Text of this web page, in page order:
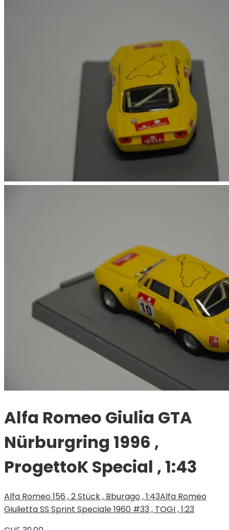
Alfa Romeo Giulia GTA
Nürburgring 1996 ,
ProgettoK Special , 1:43
Alfa Romeo 156 , 2 Stück , Bburago , 1:43Alfa Romeo
Giulietta SS Sprint Speciale 1960 #33 , TOGI , 1:23